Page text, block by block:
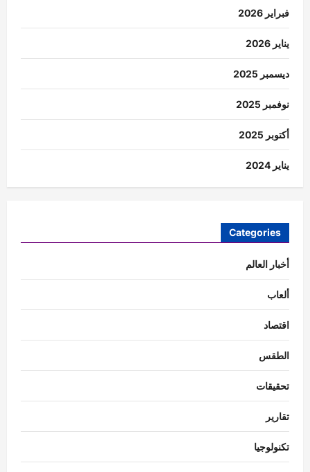
فبراير 2026
يناير 2026
ديسمبر 2025
نوفمبر 2025
أكتوبر 2025
يناير 2024
Categories
أخبار العالم
ألعاب
اقتصاد
الطقس
تحقيقات
تقارير
تكنولوجيا